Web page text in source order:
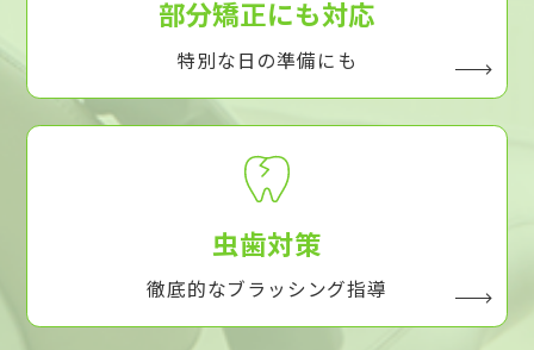
部分矯正にも対応
特別な日の準備にも
虫歯対策
徹底的なブラッシング指導